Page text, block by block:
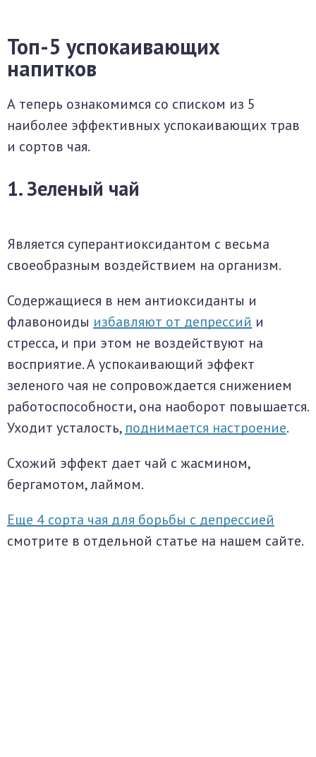
Топ-5 успокаивающих
напитков
А теперь ознакомимся со списком из 5
наиболее эффективных успокаивающих трав
и сортов чая.
1. Зеленый чай
Является суперантиоксидантом с весьма
своеобразным воздействием на организм.
Содержащиеся в нем антиоксиданты и
флавоноиды избавляют от депрессий и
стресса, и при этом не воздействуют на
восприятие. А успокаивающий эффект
зеленого чая не сопровождается снижением
работоспособности, она наоборот повышается.
Уходит усталость, поднимается настроение.
Схожий эффект дает чай с жасмином,
бергамотом, лаймом.
Еще 4 сорта чая для борьбы с депрессией
смотрите в отдельной статье на нашем сайте.